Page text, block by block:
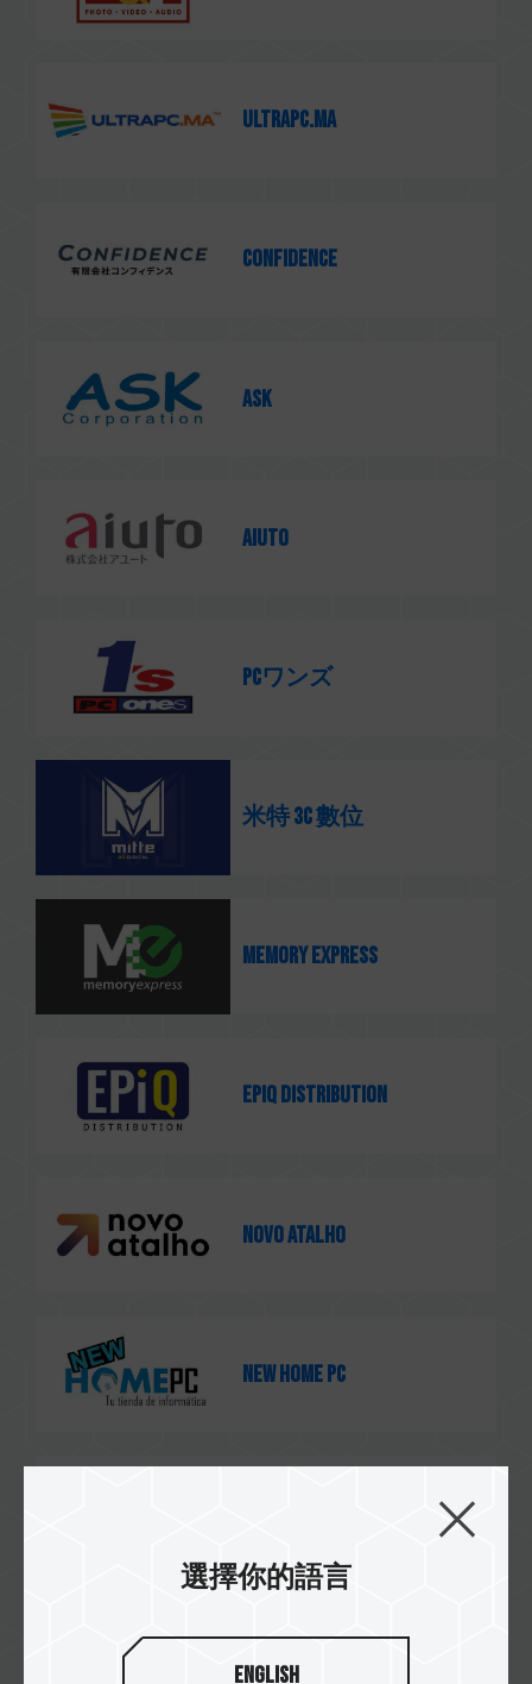
ULTRAPC.MA
CONFIDENCE
ASK
AIUTO
PCワンズ
米特 3C 數位
Memory Express
Epiq Distribution
Novo Atalho
NEW HOME PC
選擇你的語言
English